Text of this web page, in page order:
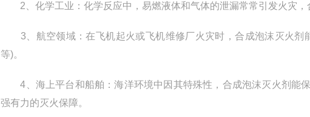
2、化学工业：化学反应中，易燃液体和气体的泄漏常常引发火灾，
3、航空领域：在飞机起火或飞机维修厂火灾时，合成泡沫灭火剂
等)。
4、海上平台和船舶：海洋环境中因其特殊性，合成泡沫灭火剂能
强有力的灭火保障。